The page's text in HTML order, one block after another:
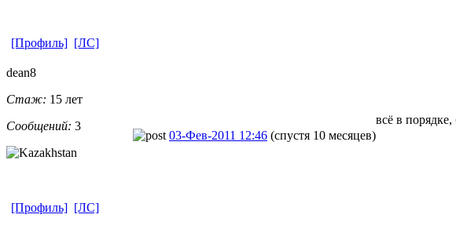
[Профиль] [ЛС]
dean8
Стаж: 15 лет
Сообщений: 3
03-Фев-2011 12:46 (спустя 10 месяцев)
всё в
[Профиль] [ЛС]